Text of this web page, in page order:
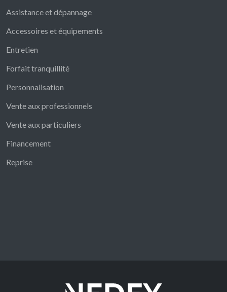
Assistance et dépannage
Accessoires et équipements
Entretien
Forfait tranquillité
Personnalisation
Vente aux professionnels
Vente aux particuliers
Financement
Reprise